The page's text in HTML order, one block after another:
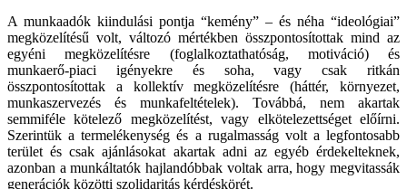
A munkaadók kiindulási pontja “kemény” – és néha “ideológiai”
megközelítésű volt, változó mértékben összpontosítottak mind az
egyéni megközelítésre (foglalkoztathatóság, motiváció) és
munkaerő-piaci igényekre és soha, vagy csak ritkán
összpontosítottak a kollektív megközelítésre (háttér, környezet,
munkaszervezés és munkafeltételek). Továbbá, nem akartak
semmiféle kötelező megközelítést, vagy elkötelezettséget előírni.
Szerintük a termelékenység és a rugalmasság volt a legfontosabb
terület és csak ajánlásokat akartak adni az egyéb érdekelteknek,
azonban a munkáltatók hajlandóbbak voltak arra, hogy megvitassák
generációk közötti szolidaritás kérdéskörét.